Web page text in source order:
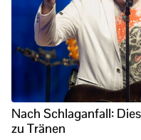
Nach Schlaganfall:
zu Tränen